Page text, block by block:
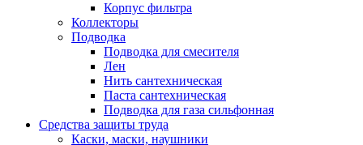
Корпус фильтра
Коллекторы
Подводка
Подводка для смесителя
Лен
Нить сантехническая
Паста сантехническая
Подводка для газа сильфонная
Средства защиты труда
Каски, маски, наушники